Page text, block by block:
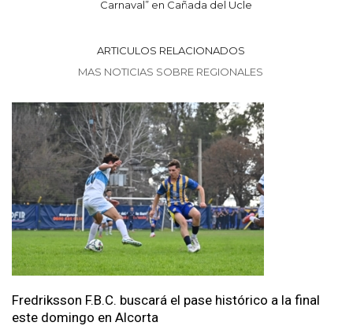
Carnaval” en Cañada del Ucle
ARTICULOS RELACIONADOS
MAS NOTICIAS SOBRE REGIONALES
Fredriksson F.B.C. buscará el pase histórico a la final
este domingo en Alcorta